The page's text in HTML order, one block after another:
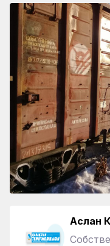
Аслан